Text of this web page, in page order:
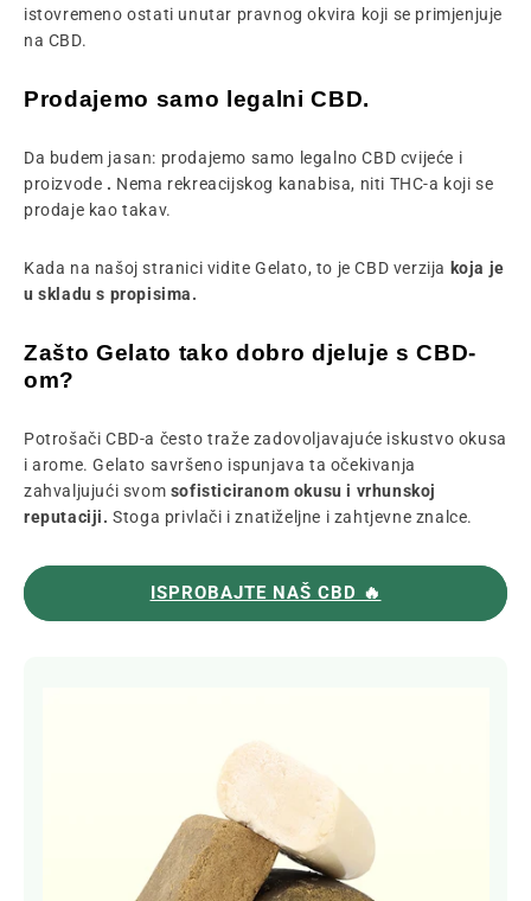
istovremeno ostati unutar pravnog okvira koji se primjenjuje
na CBD.
Prodajemo samo legalni CBD.
Da budem jasan: prodajemo samo legalno CBD cvijeće i
proizvode . Nema rekreacijskog kanabisa, niti THC-a koji se
prodaje kao takav.
Kada na našoj stranici vidite Gelato, to je CBD verzija koja je
u skladu s propisima.
Zašto Gelato tako dobro djeluje s CBD-
om?
Potrošači CBD-a često traže zadovoljavajuće iskustvo okusa
i arome. Gelato savršeno ispunjava ta očekivanja
zahvaljujući svom sofisticiranom okusu i vrhunskoj
reputaciji. Stoga privlači i znatiželjne i zahtjevne znalce.
ISPROBAJTE NAŠ CBD 🔥